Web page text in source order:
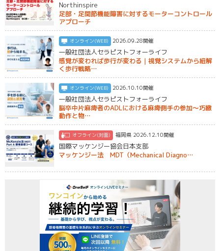
Northinspire
足部・足関節機能障害に対するモーターコントロール
アプローチ
オンライン(WEB) 2026.09.28開催
一般社団法人セラピストフォーライフ
感覚が変われば歩行が変わる｜視覚システムから紐解
く歩行戦略…
オンライン(WEB) 2026.10.10開催
一般社団法人セラピストフォーライフ
脳卒中片麻痺者のADLにおける麻痺側手の参加～巧緻
動作と物…
オフライン(対面) 福岡県 2026.12.10開催
国際マッケンジー協会日本支部
マッケンジー法 MDT（Mechanical Diagno…